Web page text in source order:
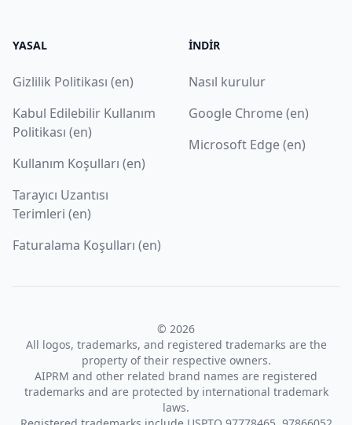
YASAL
Gizlilik Politikası (en)
Kabul Edilebilir Kullanım
Politikası (en)
Kullanım Koşulları (en)
Tarayıcı Uzantısı
Terimleri (en)
Faturalama Koşulları (en)
İNDIR
Nasıl kurulur
Google Chrome (en)
Microsoft Edge (en)
© 2026
All logos, trademarks, and registered trademarks are the
property of their respective owners.
AIPRM and other related brand names are registered
trademarks and are protected by international trademark
laws.